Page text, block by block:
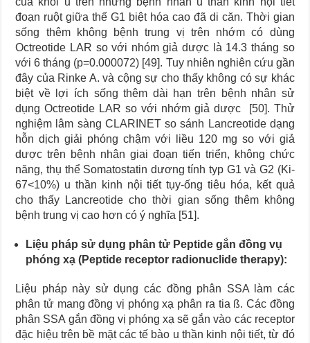
đoạn ruột giữa thế G1 biệt hóa cao đã di căn. Thời gian
sống thêm không bệnh trung vị trên nhớm có dùng
Octreotide LAR so với nhóm giả dược là 14.3 tháng so
với 6 tháng (p=0.000072) [49]. Tuy nhiên nghiên cứu gần
đây của Rinke A. và cộng sự cho thấy không có sự khác
biệt về lợi ích sống thêm dài hạn trên bệnh nhân sử
dụng Octreotide LAR so với nhớm giả dược [50]. Thử
nghiệm lâm sàng CLARINET so sánh Lancreotide dạng
hỗn dịch giải phóng chậm với liều 120 mg so với giả
dược trên bệnh nhân giai đoạn tiến triển, không chức
năng, thụ thể Somatostatin dương tính typ G1 và G2 (Ki-
67<10%) u thần kinh nội tiết tụy-ống tiêu hóa, kết quả
cho thấy Lancreotide cho thời gian sống thêm không
bệnh trung vị cao hơn có ý nghĩa [51].
Liệu pháp sử dụng phân tử Peptide gắn đồng vụ
phóng xạ (Peptide receptor radionuclide therapy):
Liệu pháp này sử dụng các đồng phân SSA làm các
phân tử mang đồng vị phóng xạ phân ra tia ß. Các đồng
phân SSA gắn đồng vị phóng xạ sẽ gắn vào các receptor
đặc hiệu trên bề mặt các tế bào u thần kinh nội tiết, từ đó